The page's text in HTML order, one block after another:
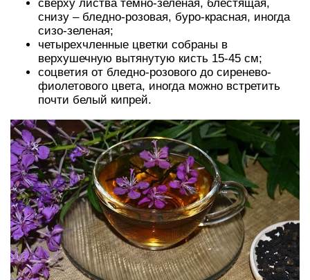
сверху листва темно-зеленая, блестящая,
снизу – бледно-розовая, буро-красная, иногда
сизо-зеленая;
четырехчленные цветки собраны в
верхушечную вытянутую кисть 15-45 см;
соцветия от бледно-розового до сиренево-
фиолетового цвета, иногда можно встретить
почти белый кипрей.